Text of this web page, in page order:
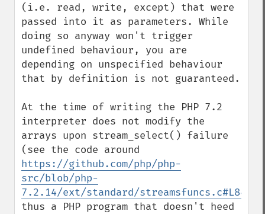
(i.e. read, write, except) that were
passed into it as parameters. While
doing so anyway won't trigger
undefined behaviour, you are
depending on unspecified behaviour
that by definition is not guaranteed.
At the time of writing the PHP 7.2
interpreter does not modify the
arrays upon stream_select() failure
https://github.com/php/php-
src/blob/php-
7.2.14/ext/standard/streamsfuncs.c#L842
thus a PHP program that doesn't heed